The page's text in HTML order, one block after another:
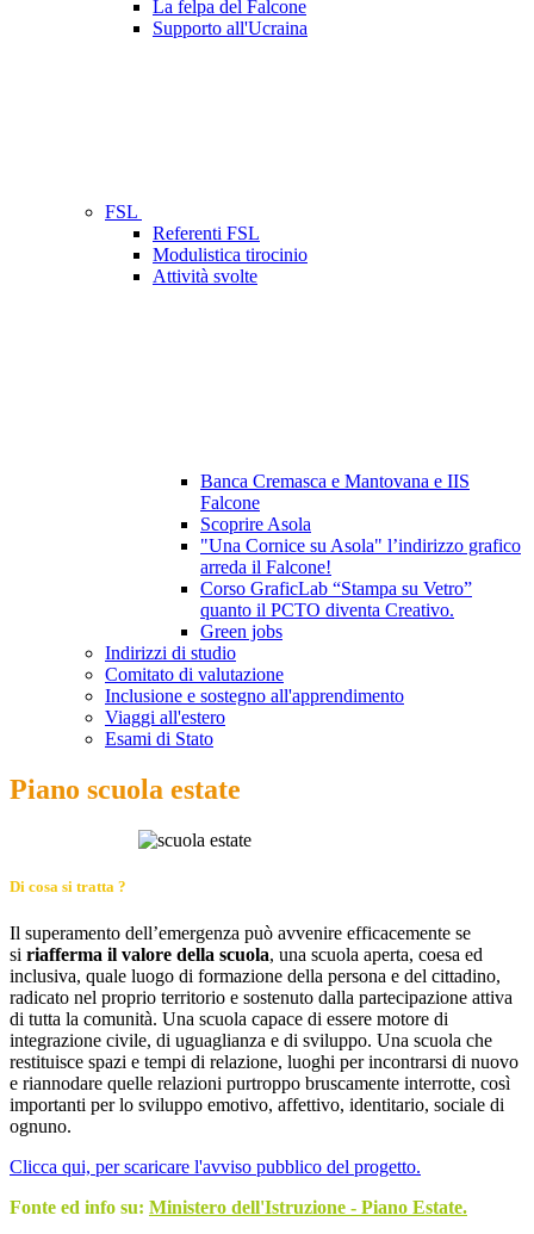
La felpa del Falcone
Supporto all'Ucraina
FSL
Referenti FSL
Modulistica tirocinio
Attività svolte
Banca Cremasca e Mantovana e IIS
Falcone
Scoprire Asola
"Una Cornice su Asola" l’indirizzo grafico
arreda il Falcone!
Corso GraficLab “Stampa su Vetro”
quanto il PCTO diventa Creativo.
Green jobs
Indirizzi di studio
Comitato di valutazione
Inclusione e sostegno all'apprendimento
Viaggi all'estero
Esami di Stato
Piano scuola estate
Di cosa si tratta ?
Il superamento dell’emergenza può avvenire efficacemente se
si riafferma il valore della scuola, una scuola aperta, coesa ed
inclusiva, quale luogo di formazione della persona e del cittadino,
radicato nel proprio territorio e sostenuto dalla partecipazione attiva
di tutta la comunità. Una scuola capace di essere motore di
integrazione civile, di uguaglianza e di sviluppo. Una scuola che
restituisce spazi e tempi di relazione, luoghi per incontrarsi di nuovo
e riannodare quelle relazioni purtroppo bruscamente interrotte, così
importanti per lo sviluppo emotivo, affettivo, identitario, sociale di
ognuno.
Clicca qui, per scaricare l'avviso pubblico del progetto.
Fonte ed info su: Ministero dell'Istruzione - Piano Estate.